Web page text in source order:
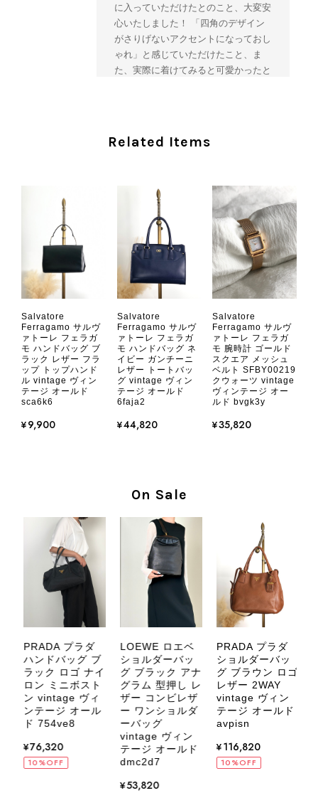
に入っていただけたとのこと、大変安
心いたしました！ 「四角のデザイン
がさりげないアクセントになっておし
ゃれ」と感じていただけたこと、ま
た、実際に着けてみると可愛かったと
ご愛用いただけましたら幸いです。
談ください。 またご縁がございまし
たら、ぜひよろしくお願いいたしま
す。 VintageShop solo
2026/08/05
とても気に入りました、目立たないシャネルのロゴがとてもいい
です
なレビューをありがとうございます。
ィンテージならではの上品な魅力を感
大変励みになります！ ぜひこれから
末永くご愛用いただけましたら幸いで
す。 また気になる商品やご不明な点
などございましたら、いつでもお気軽
にご相談ください。 またご縁がござ
いましたら、ぜひよろしくお願いいた
します。 VintageShop solo
CELINE セリーヌ ブレスレット シルバー トリオンフ ホースビット SILVER925 vintage ヴィンテージ オールド 7f8hjn
2026/08/05
Related Items
Salvatore
Ferragamo サルヴ
ァトーレ フェラガ
モ ハンドバッグ ブ
ラック レザー フラ
ップ トップハンド
ル vintage ヴィン
テージ オールド
sca6k6
¥9,900
Salvatore
Ferragamo サルヴ
ァトーレ フェラガ
モ ハンドバッグ ネ
イビー ガンチーニ
レザー トートバッ
グ vintage ヴィン
テージ オールド
6faja2
¥44,820
Salvatore
Ferragamo サルヴ
ァトーレ フェラガ
モ 腕時計 ゴールド
スクエア メッシュ
ベルト SFBY00219
クウォーツ vintage
ヴィンテージ オー
ルド bvgk3y
¥35,820
On Sale
PRADA プラダ
ハンドバッグ ブ
ラック ロゴ ナイ
ロン ミニボスト
ン vintage ヴィ
ンテージ オール
ド 754ve8
¥76,320
10%OFF
LOEWE ロエベ
ショルダーバッ
グ ブラック アナ
グラム 型押し レ
ザー コンビレザ
ー ワンショルダ
ーバッグ
vintage ヴィン
テージ オールド
dmc2d7
¥53,820
PRADA プラダ
ショルダーバッ
グ ブラウン ロゴ
レザー 2WAY
vintage ヴィン
テージ オールド
avpisn
¥116,820
10%OFF